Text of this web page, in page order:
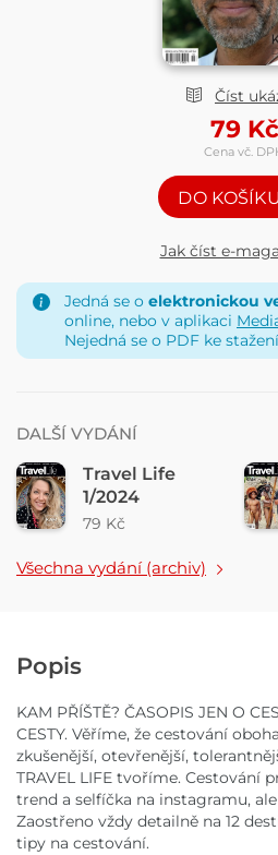
Číst
79Kč
Cena vč.
DO KOŠÍKU
Jak číst e-
Jedná se o elektronickou
online, nebo v aplikaci
Nejedná se o PDF ke
DALŠÍ VYDÁNÍ
Travel Life
1/2024
79 Kč
Všechna vydání (archiv)
Popis
KAM PŘÍŠTĚ? ČASOPIS JEN O
CESTY. Věříme, že cestování
zkušenější, otevřenější,
TRAVEL LIFE tvoříme. Cestování
trend a selfíčka na instagramu,
Zaostřeno vždy detailně na 12
tipy na cestování.